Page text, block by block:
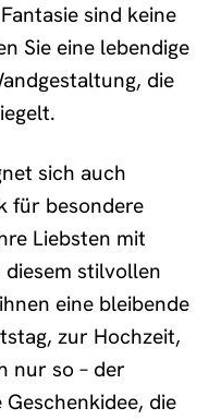
sind keine
Sie eine lebendige
die
sich auch
für besondere
Liebsten mit
stilvollen
eine bleibende
zur Hochzeit,
nur so – der
die